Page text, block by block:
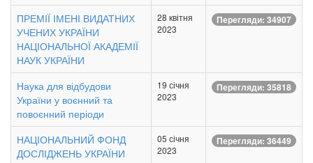
ПРЕМІЇ ІМЕНІ ВИДАТНИХ
УЧЕНИХ УКРАЇНИ
НАЦІОНАЛЬНОЇ АКАДЕМІЇ
НАУК УКРАЇНИ
28 квітня
2023
Перегляди: 34907
Наука для відбудови
України у воєнний та
повоєнний періоди
19 січня
2023
Перегляди: 35818
НАЦІОНАЛЬНИЙ ФОНД
ДОСЛІДЖЕНЬ УКРАЇНИ
05 січня
2023
Перегляди: 36449